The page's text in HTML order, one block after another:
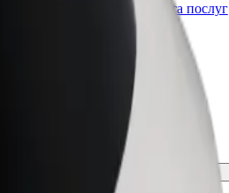
Масштабування продуктів та послуг
Bolt для вашого бізнесу
своєї поїздки.